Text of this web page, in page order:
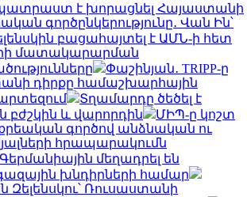
է խորացնել Հայաստանի
գործընկերությունը․ Վան Ին՝
բացահայտել է ԱՄՆ-ի հետ
մատակարարման
Փաշինյան․ TRIPP-ը
դիրքը համաշխարհային
Տղամարդը ծեծել է
բժշկին և վարորդին
ՄԻՊ-ը կոշտ
գործով անձնական ու
հրապարակումն
Գերմանիային մեղադրել են
խնդիրների համար
Զելենսկու՝ Ռուսաստանի